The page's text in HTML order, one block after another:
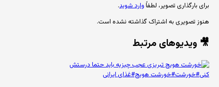
برای بارگذاری تصویر، لطفاًوارد شوید.
هنوز تصویری به اشتراک گذاشته نشده است.
🎥 ویدیوهای مرتبط